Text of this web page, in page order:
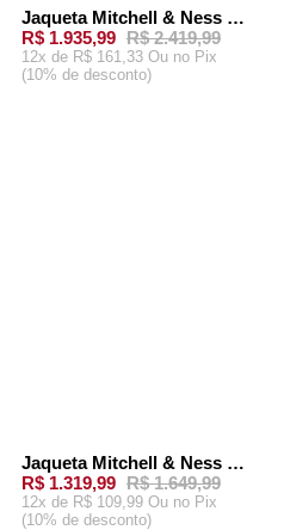
-20%
Jaqueta Mitchell & Ness NFL Team OG 2.0 Anorak Windbreaker Vintage Logo Cleveland Browns Marrom
R$ 1.935,99 R$ 2.419,99
12x de R$ 161,33 Ou no Pix
(10% de desconto)
-20%
Jaqueta Mitchell & Ness NFL Windbreaker Pittsburgh Steelers Preta
R$ 1.319,99 R$ 1.649,99
12x de R$ 109,99 Ou no Pix
(10% de desconto)